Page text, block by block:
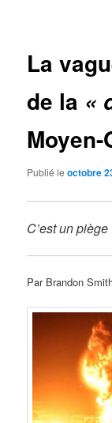
La
de la «
Publié leoctobre
C’est un piège
Par Brandon